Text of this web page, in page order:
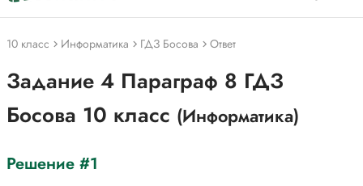
10 класс Информатика ГДЗ Босова Ответ
Задание 4 Параграф 8 ГДЗ
Босова 10 класс (Информатика)
Решение #1